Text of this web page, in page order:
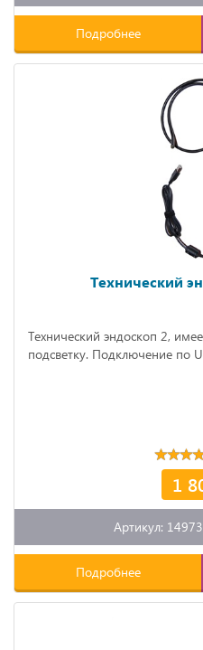
Подробнее
Технический
Технический эндоскоп 2,
подсветку. Подключение по
1
Артикул:
Подробнее